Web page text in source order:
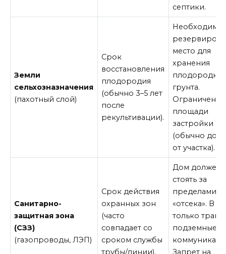
септики.
Земли
сельхозназначения
(пахотный слой)
Срок
восстановления
плодородия
(обычно 3–5 лет
после
рекультивации).
место для
хранения
грунта.
Ограничение
площади
застройки
(обычно до
от участка).
Санитарно-
защитная зона
(СЗЗ)
(газопроводы, ЛЭП)
Срок действия
охранных зон
(часто
совпадает со
сроком службы
трубы/линии).
Дом должен
стоять за
пределами
«отсека». В
только
подземные
Запрет на